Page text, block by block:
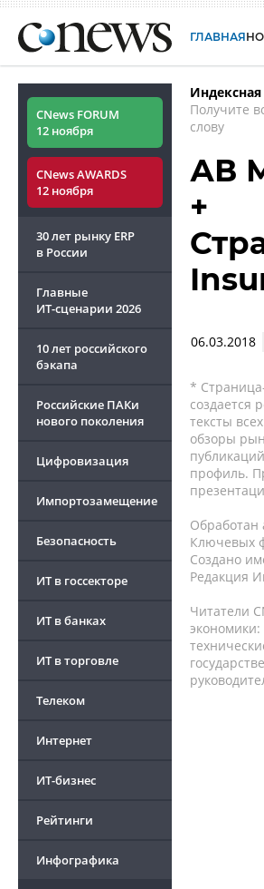
ГЛАВНАЯ
CNews FORUM
12 ноября
CNews AWARDS
12 ноября
30 лет рынку ERP
в России
Главные
ИТ-сценарии 2026
10 лет российского
бэкапа
Российские ПАКи
нового поколения
Цифровизация
Импортозамещение
Безопасность
ИТ в госсекторе
ИТ в банках
ИТ в торговле
Телеком
Интернет
ИТ-бизнес
Рейтинги
Инфографика
Индексная
Получите
слову
АВ
+
06.03.2018
*
создается
тексты
обзоры
профиль.
Обработан
Ключевых
Создано
Редакция
Читатели